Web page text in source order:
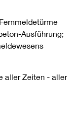
Ausführung;
aller Zeiten - aller